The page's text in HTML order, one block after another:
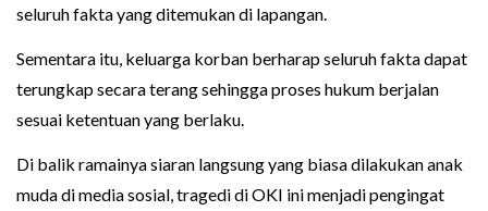
seluruh fakta yang ditemukan di lapangan.
Sementara itu, keluarga korban berharap seluruh fakta dapat
terungkap secara terang sehingga proses hukum berjalan
sesuai ketentuan yang berlaku.
Di balik ramainya siaran langsung yang biasa dilakukan anak
muda di media sosial, tragedi di OKI ini menjadi pengingat